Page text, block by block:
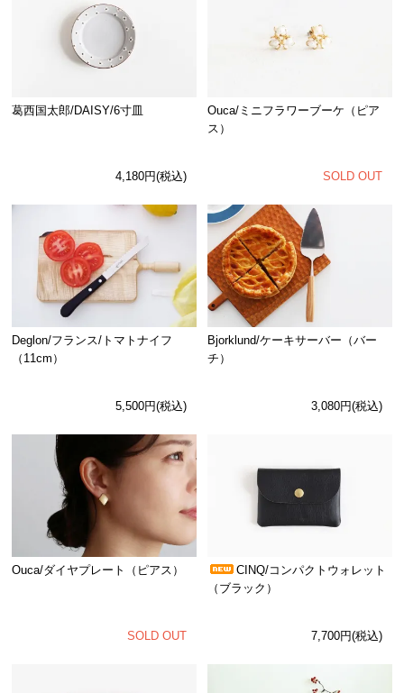
葛西国太郎/DAISY/6寸皿
4,180円(税込)
Ouca/ミニフラワーブーケ（ピア
ス）
SOLD OUT
Deglon/フランス/トマトナイフ
（11cm）
5,500円(税込)
Bjorklund/ケーキサーバー（バー
チ）
3,080円(税込)
Ouca/ダイヤプレート（ピアス）
SOLD OUT
CINQ/コンパクトウォレット
（ブラック）
7,700円(税込)